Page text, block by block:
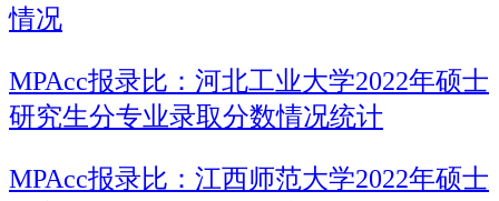
情况
MPAcc报录比：河北工业大学2022年硕士
研究生分专业录取分数情况统计
MPAcc报录比：江西师范大学2022年硕士